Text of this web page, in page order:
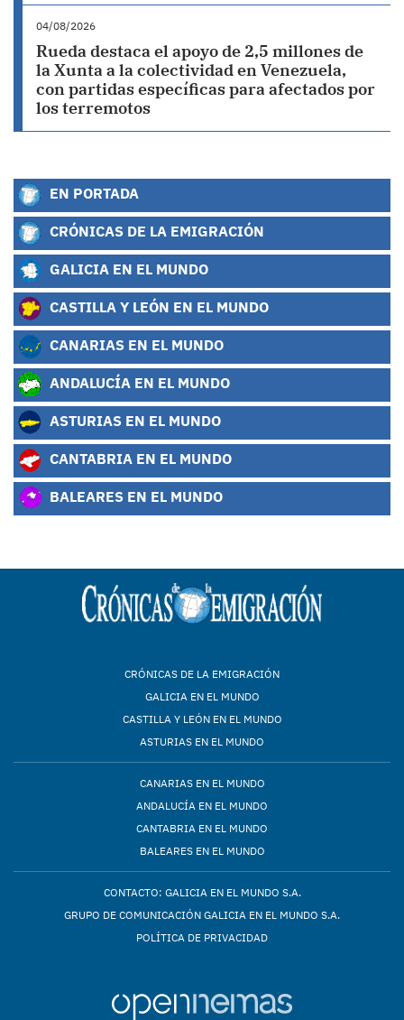
04/08/2026
Rueda destaca el apoyo de 2,5 millones de
la Xunta a la colectividad en Venezuela,
con partidas específicas para afectados por
los terremotos
EN PORTADA
CRÓNICAS DE LA EMIGRACIÓN
GALICIA EN EL MUNDO
CASTILLA Y LEÓN EN EL MUNDO
CANARIAS EN EL MUNDO
ANDALUCÍA EN EL MUNDO
ASTURIAS EN EL MUNDO
CANTABRIA EN EL MUNDO
BALEARES EN EL MUNDO
CRÓNICAS DE LA EMIGRACIÓN
GALICIA EN EL MUNDO
CASTILLA Y LEÓN EN EL MUNDO
ASTURIAS EN EL MUNDO
CANARIAS EN EL MUNDO
ANDALUCÍA EN EL MUNDO
CANTABRIA EN EL MUNDO
BALEARES EN EL MUNDO
CONTACTO: GALICIA EN EL MUNDO S.A.
GRUPO DE COMUNICACIÓN GALICIA EN EL MUNDO S.A.
POLÍTICA DE PRIVACIDAD